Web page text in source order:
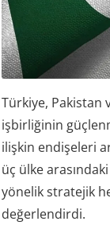
Türkiye, Pakistan
işbirliğinin
ilişkin endişeleri
üç ülke
yönelik stratejik
değerlendirdi.